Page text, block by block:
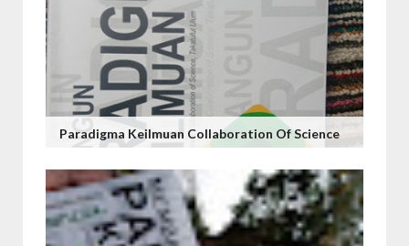
Paradigma Keilmuan Collaboration Of Science